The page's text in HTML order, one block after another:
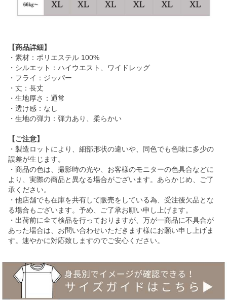
【商品詳細】
・素材：ポリエステル 100%
・シルエット：ハイウエスト、ワイドレッグ
・フライ：ジッパー
・丈：長丈
・生地厚さ：通常
・透け感：なし
・生地の弾力：弾力あり、柔らかい
【ご注意】
・製造ロットにより、細部形状の違いや、同色でも色味に多少の
誤差が生じます。
・商品の色は、撮影時の光や、お客様のモニターの色具合などに
より、実際の商品と異なる場合がございます。あらかじめ、ご了
承ください。
・他店舗でも在庫を共有して販売をしている為、受注後欠品とな
る場合もございます。予め、ご了承お願い申し上げます。
・出荷前に全て検品を行っておりますが、万が一商品に不具合が
あった場合は、お問い合わせいただきます様にお願い申し上げま
す。速やかに対応致しますのでご安心ください。